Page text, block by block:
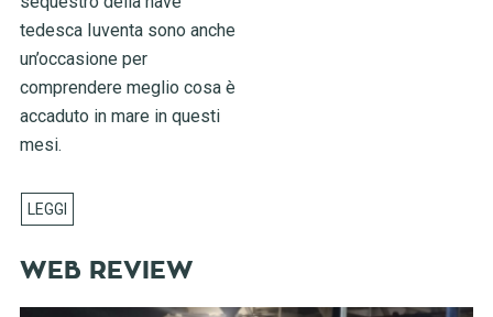
tedesca Iuventa sono anche
un’occasione per
comprendere meglio cosa è
accaduto in mare in questi
mesi.
WEB REVIEW